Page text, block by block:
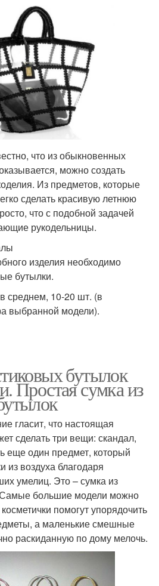
что из обыкновенных
можно создать
Из предметов, которые
сделать красивую летнюю
что с подобной задачей
рукодельницы.
изделия необходимо
бутылки.
среднем, 10-20 шт. (в
выбранной модели).
бутылок
Простая сумка из
гласит, что настоящая
сделать три вещи: скандал,
еще один предмет, который
из воздуха благодаря
умелиц. Это – сумка из
Самые большие модели можно
помогут упорядочить
а маленькие смешные
раскиданную по дому мелочь.